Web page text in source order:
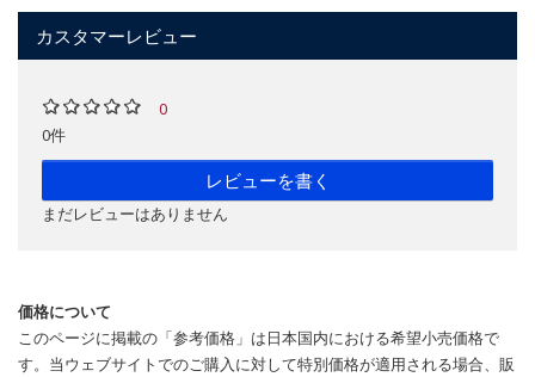
カスタマーレビュー
0
0件
レビューを書く
まだレビューはありません
価格について
このページに掲載の「参考価格」は日本国内における希望小売価格で
す。当ウェブサイトでのご購入に対して特別価格が適用される場合、販